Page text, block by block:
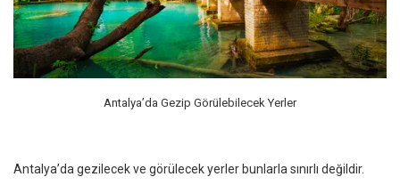
Antalya’da Gezip Görülebilecek Yerler
Antalya’da gezilecek ve görülecek yerler bunlarla sınırlı değildir.